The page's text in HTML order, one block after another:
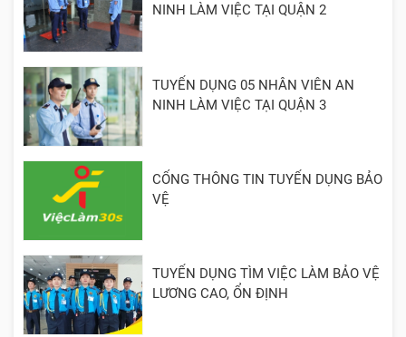
NINH LÀM VIỆC TẠI QUẬN 2
TUYỂN DỤNG 05 NHÂN VIÊN AN
NINH LÀM VIỆC TẠI QUẬN 3
CỔNG THÔNG TIN TUYỂN DỤNG BẢO
VỆ
TUYỂN DỤNG TÌM VIỆC LÀM BẢO VỆ
LƯƠNG CAO, ỔN ĐỊNH